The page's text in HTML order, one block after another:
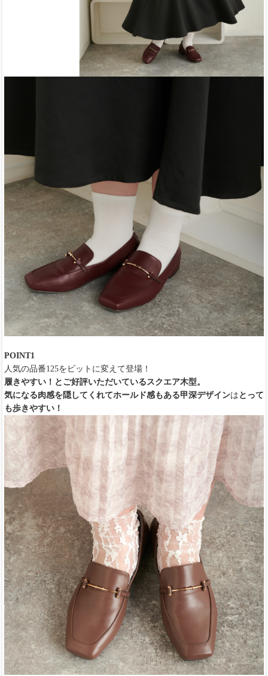
POINT1
人気の品番125をビットに変えて登場！
履きやすい！とご好評いただいているスクエア木型。
気になる肉感を隠してくれてホールド感もある甲深デザインは とって
も歩きやすい！